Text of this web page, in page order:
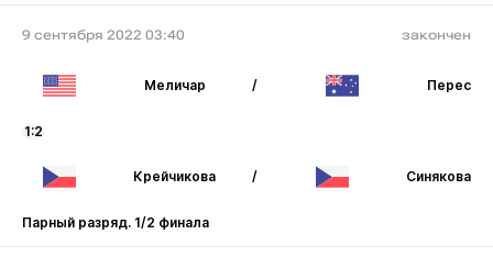
9 сентября 2022 03:40 закончен
Меличар / Перес
1:2
Крейчикова / Синякова
Парный разряд. 1/2 финала